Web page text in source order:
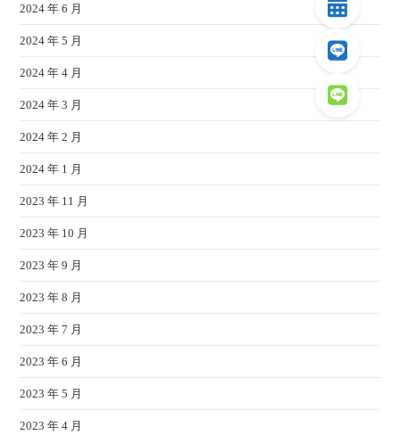
2024 年 6 月
2024 年 5 月
2024 年 4 月
2024 年 3 月
2024 年 2 月
2024 年 1 月
2023 年 11 月
2023 年 10 月
2023 年 9 月
2023 年 8 月
2023 年 7 月
2023 年 6 月
2023 年 5 月
2023 年 4 月